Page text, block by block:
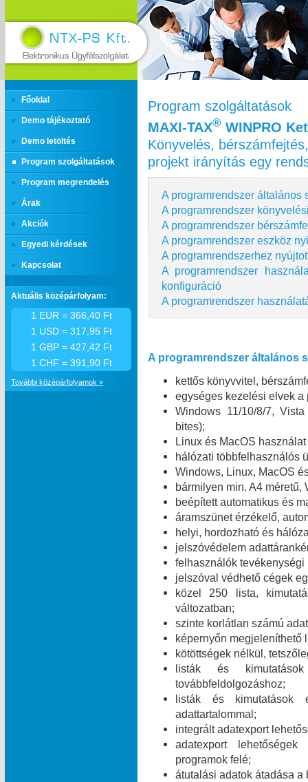
Főoldal
Demo tájékoztató
Demo letöltés
Program szolgáltatások
Program megrendelés
Árak
Akciók
Egyedi kérdések
Kapcsolat
Program szolgáltatások
MAXI‑TAX® WINPRO
Könyvelés,
projekt irányítás egy
A programrendszer általános
A programrendszer
A programrendszer
A programrendszer eszköz
A programrendszerhez
A programrendszer
konfiguráció
A programrendszer
A programrendszer általános
kettős könyvvitel,
egységes kezelési elvek a
Windows 11/10/8/7,
bites);
Linux és MacOS
hálózati többfelhasználós
Windows, Linux, MacOS
bármilyen min. A4
beépített automatikus és
áramszünet érzékelő,
helyi, hordozható és
jelszóvédelem
felhasználók
jelszóval védhető cégek
közel 250 lista,
változatban;
szinte korlátlan számú
képernyőn megjeleníthető
kötöttségek nélkül,
listák és
továbbfeldolgozáshoz;
listák és kimutatások
adattartalommal;
integrált adatexport
adatexport
programok felé;
átutalási adatok átadása
Aktuális középárfolyam:
1 EUR = 366,40 Ft
1 USD = 317,95 Ft
1 GBP = 427,42 Ft
1 CHF = 391,90 Ft
További középárfolyamok »